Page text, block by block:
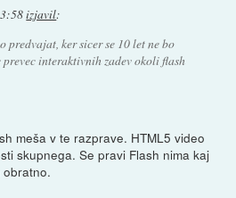
izjavil:
predvajat, ker sicer se 10 let ne bo
interaktivnih zadev okoli flash
meša v te razprave. HTML5 video
skupnega. Se pravi Flash nima kaj